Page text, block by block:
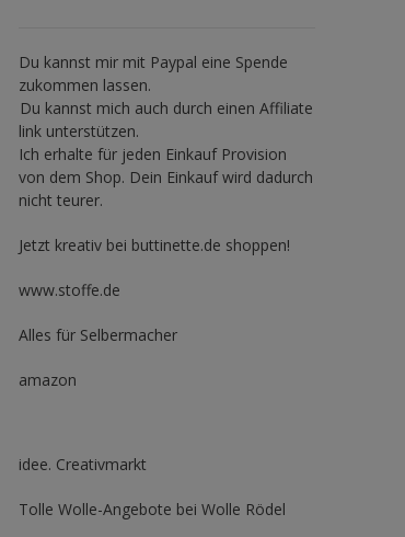
Du kannst mir mit Paypal eine Spende
zukommen lassen.
Du kannst mich auch durch einen Affiliate
link unterstützen.
Ich erhalte für jeden Einkauf Provision
von dem Shop. Dein Einkauf wird dadurch
nicht teurer.
Jetzt kreativ bei buttinette.de shoppen!
www.stoffe.de
Alles für Selbermacher
amazon
idee. Creativmarkt
Tolle Wolle-Angebote bei Wolle Rödel